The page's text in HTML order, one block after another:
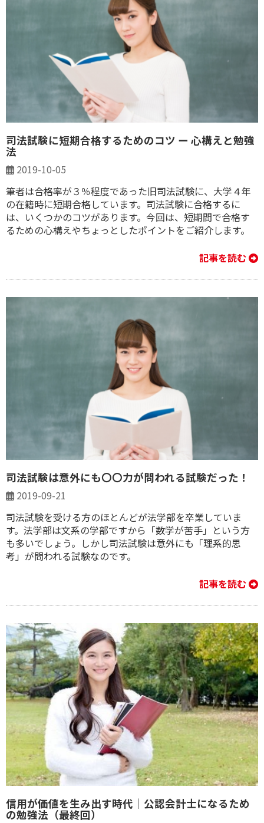
司法試験に短期合格するためのコツ ー 心構えと勉強
法
2019-10-05
筆者は合格率が３％程度であった旧司法試験に、大学４年
の在籍時に短期合格しています。司法試験に合格するに
は、いくつかのコツがあります。今回は、短期間で合格す
るための心構えやちょっとしたポイントをご紹介します。
記事を読む
司法試験は意外にも〇〇力が問われる試験だった！
2019-09-21
司法試験を受ける方のほとんどが法学部を卒業していま
す。法学部は文系の学部ですから「数学が苦手」という方
も多いでしょう。しかし司法試験は意外にも「理系的思
考」が問われる試験なのです。
記事を読む
信用が価値を生み出す時代｜公認会計士になるため
の勉強法（最終回）